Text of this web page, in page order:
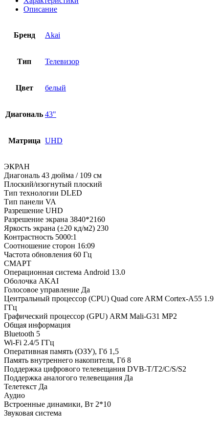
Описание
Бренд Akai
Тип Телевизор
Цвет белый
Диагональ 43"
Матрица UHD
ЭКРАН
Диагональ 43 дюйма / 109 см
Плоский/изогнутый плоский
Тип технологии DLED
Тип панели VA
Разрешение UHD
Разрешение экрана 3840*2160
Яркость экрана (±20 кд/м2) 230
Контрастность 5000:1
Соотношение сторон 16:09
Частота обновления 60 Гц
СМАРТ
Операционная система Android 13.0
Оболочка AKAI
Голосовое управление Да
Центральный процессор (CPU) Quad core ARM Cortex-A55 1.9
ГГц
Графический процессор (GPU) ARM Mali-G31 MP2
Общая информация
Bluetooth 5
Wi-Fi 2.4/5 ГГц
Оперативная память (ОЗУ), Гб 1,5
Память внутреннего накопителя, Гб 8
Поддержка цифрового телевещания DVB-T/T2/C/S/S2
Поддержка аналогого телевещания Да
Телетекст Да
Аудио
Встроенные динамики, Вт 2*10
Звуковая система